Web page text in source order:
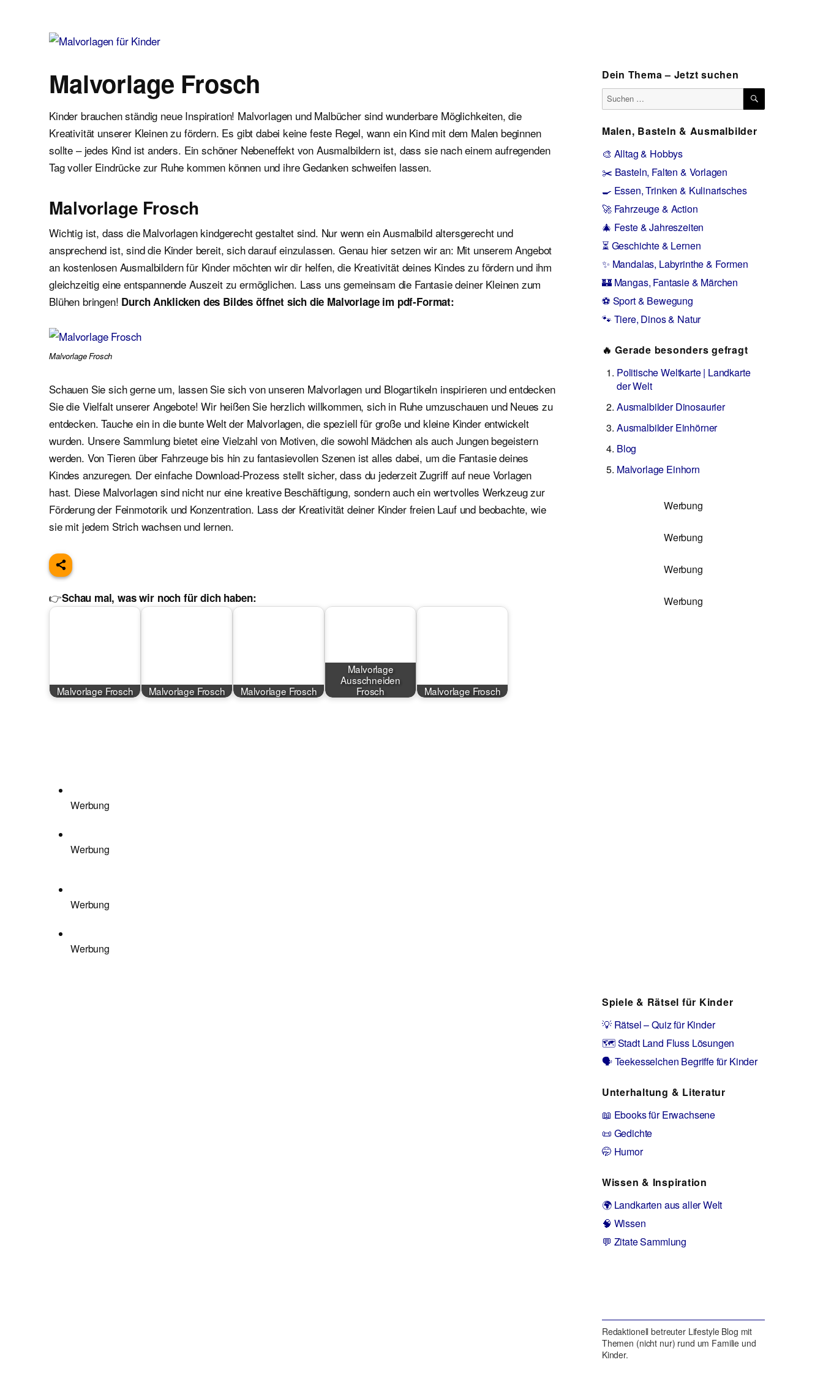
Malvorlage Frosch
Kinder brauchen ständig neue Inspiration! Malvorlagen und Malbücher sind wunderbare Möglichkeiten, die
Kreativität unserer Kleinen zu fördern. Es gibt dabei keine feste Regel, wann ein Kind mit dem Malen beginnen
sollte – jedes Kind ist anders. Ein schöner Nebeneffekt von Ausmalbildern ist, dass sie nach einem aufregenden
Tag voller Eindrücke zur Ruhe kommen können und ihre Gedanken schweifen lassen.
Malvorlage Frosch
Wichtig ist, dass die Malvorlagen kindgerecht gestaltet sind. Nur wenn ein Ausmalbild altersgerecht und
ansprechend ist, sind die Kinder bereit, sich darauf einzulassen. Genau hier setzen wir an: Mit unserem Angebot
an kostenlosen Ausmalbildern für Kinder möchten wir dir helfen, die Kreativität deines Kindes zu fördern und ihm
gleichzeitig eine entspannende Auszeit zu ermöglichen. Lass uns gemeinsam die Fantasie deiner Kleinen zum
Blühen bringen! Durch Anklicken des Bildes öffnet sich die Malvorlage im pdf-Format:
Malvorlage Frosch
Schauen Sie sich gerne um, lassen Sie sich von unseren Malvorlagen und Blogartikeln inspirieren und entdecken
Sie die Vielfalt unserer Angebote! Wir heißen Sie herzlich willkommen, sich in Ruhe umzuschauen und Neues zu
entdecken. Tauche ein in die bunte Welt der Malvorlagen, die speziell für große und kleine Kinder entwickelt
wurden. Unsere Sammlung bietet eine Vielzahl von Motiven, die sowohl Mädchen als auch Jungen begeistern
werden. Von Tieren über Fahrzeuge bis hin zu fantasievollen Szenen ist alles dabei, um die Fantasie deines
Kindes anzuregen. Der einfache Download-Prozess stellt sicher, dass du jederzeit Zugriff auf neue Vorlagen
hast. Diese Malvorlagen sind nicht nur eine kreative Beschäftigung, sondern auch ein wertvolles Werkzeug zur
Förderung der Feinmotorik und Konzentration. Lass der Kreativität deiner Kinder freien Lauf und beobachte, wie
sie mit jedem Strich wachsen und lernen.
👉Schau mal, was wir noch für dich haben:
Malvorlage Frosch Malvorlage Frosch Malvorlage Frosch
Malvorlage
Ausschneiden
Frosch
Malvorlage Frosch
Werbung
Werbung
Werbung
Werbung
Dein Thema – Jetzt suchen
Suchen
nach:
SUCHEN
Malen, Basteln & Ausmalbilder
🎨 Alltag & Hobbys
✂️ Basteln, Falten & Vorlagen
🍳 Essen, Trinken & Kulinarisches
🚀 Fahrzeuge & Action
🎄 Feste & Jahreszeiten
⏳ Geschichte & Lernen
✨ Mandalas, Labyrinthe & Formen
🏰 Mangas, Fantasie & Märchen
⚽ Sport & Bewegung
🐾 Tiere, Dinos & Natur
🔥 Gerade besonders gefragt
Politische Weltkarte | Landkarte
der Welt
Ausmalbilder Dinosaurier
Ausmalbilder Einhörner
Blog
Malvorlage Einhorn
Werbung
Werbung
Werbung
Werbung
Spiele & Rätsel für Kinder
💡 Rätsel – Quiz für Kinder
🗺️ Stadt Land Fluss Lösungen
🗣️ Teekesselchen Begriffe für Kinder
Unterhaltung & Literatur
📖 Ebooks für Erwachsene
📜 Gedichte
🤭 Humor
Wissen & Inspiration
🌍 Landkarten aus aller Welt
🧠 Wissen
💬 Zitate Sammlung
Redaktionell betreuter Lifestyle Blog mit
Themen (nicht nur) rund um Familie und
Kinder.